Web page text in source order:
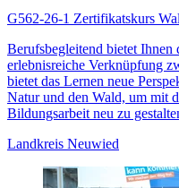
G562-26-1 Zertifikatskurs
Berufsbegleitend bietet
erlebnisreiche Verknüpfung
bietet das Lernen neue
Natur und den Wald, um mit
Bildungsarbeit neu zu
Landkreis Neuwied